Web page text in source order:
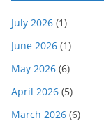
July 2026 (1)
June 2026 (1)
May 2026 (6)
April 2026 (5)
March 2026 (6)